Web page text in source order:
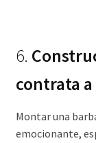
6.
contrata
Montar una
emocionante,